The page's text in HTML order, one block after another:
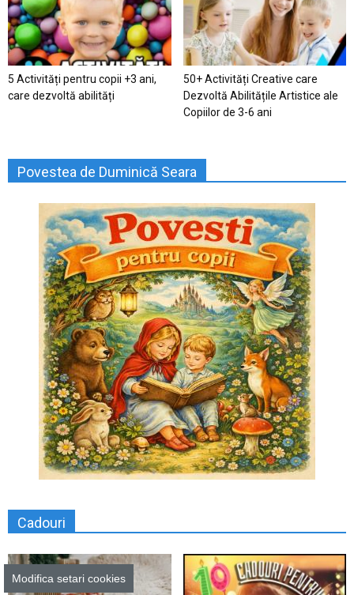
5 Activități pentru copii +3 ani,
care dezvoltă abilități
50+ Activități Creative care
Dezvoltă Abilitățile Artistice ale
Copiilor de 3-6 ani
Povestea de Duminică Seara
Cadouri
Modifica setari cookies